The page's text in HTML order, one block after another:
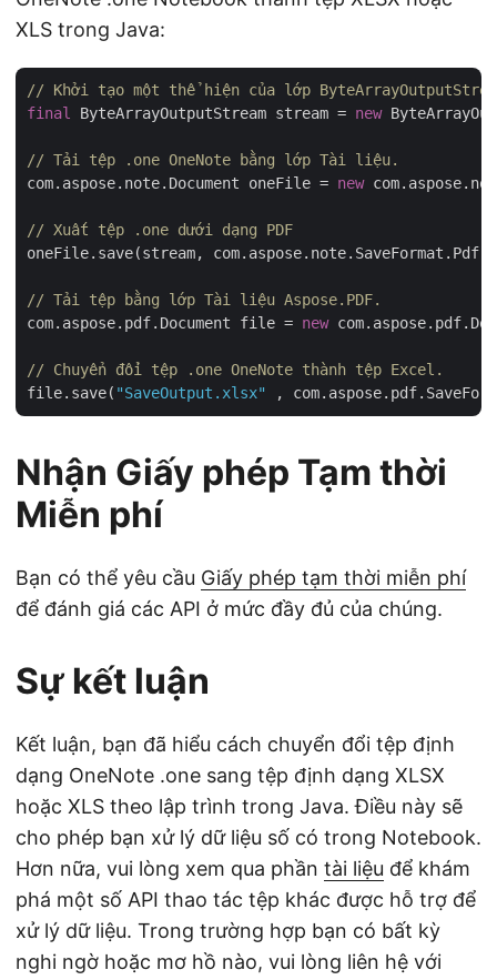
XLS trong Java:
// Khởi tạo một thể hiện của lớp
final
ByteArrayOutputStream stream = new
// Tải tệp .one OneNote bằng lớp Tài liệu.
com.aspose.note.Document oneFile = new
// Xuất tệp .one dưới dạng PDF
oneFile.save(stream, com.aspose.note.SaveFormat.Pdf);
// Tải tệp bằng lớp Tài liệu Aspose.PDF.
com.aspose.pdf.Document file = new
// Chuyển đổi tệp .one OneNote thành tệp Excel.
file.save( "SaveOutput.xlsx"
Nhận Giấy phép Tạm thời
Miễn phí
Bạn có thể yêu cầu Giấy phép tạm thời miễn phí
để đánh giá các API ở mức đầy đủ của chúng.
Sự kết luận
Kết luận, bạn đã hiểu cách chuyển đổi tệp định
dạng OneNote .one sang tệp định dạng XLSX
hoặc XLS theo lập trình trong Java. Điều này sẽ
cho phép bạn xử lý dữ liệu số có trong Notebook.
Hơn nữa, vui lòng xem qua phần tài liệu để khám
phá một số API thao tác tệp khác được hỗ trợ để
xử lý dữ liệu. Trong trường hợp bạn có bất kỳ
nghi ngờ hoặc mơ hồ nào, vui lòng liên hệ với